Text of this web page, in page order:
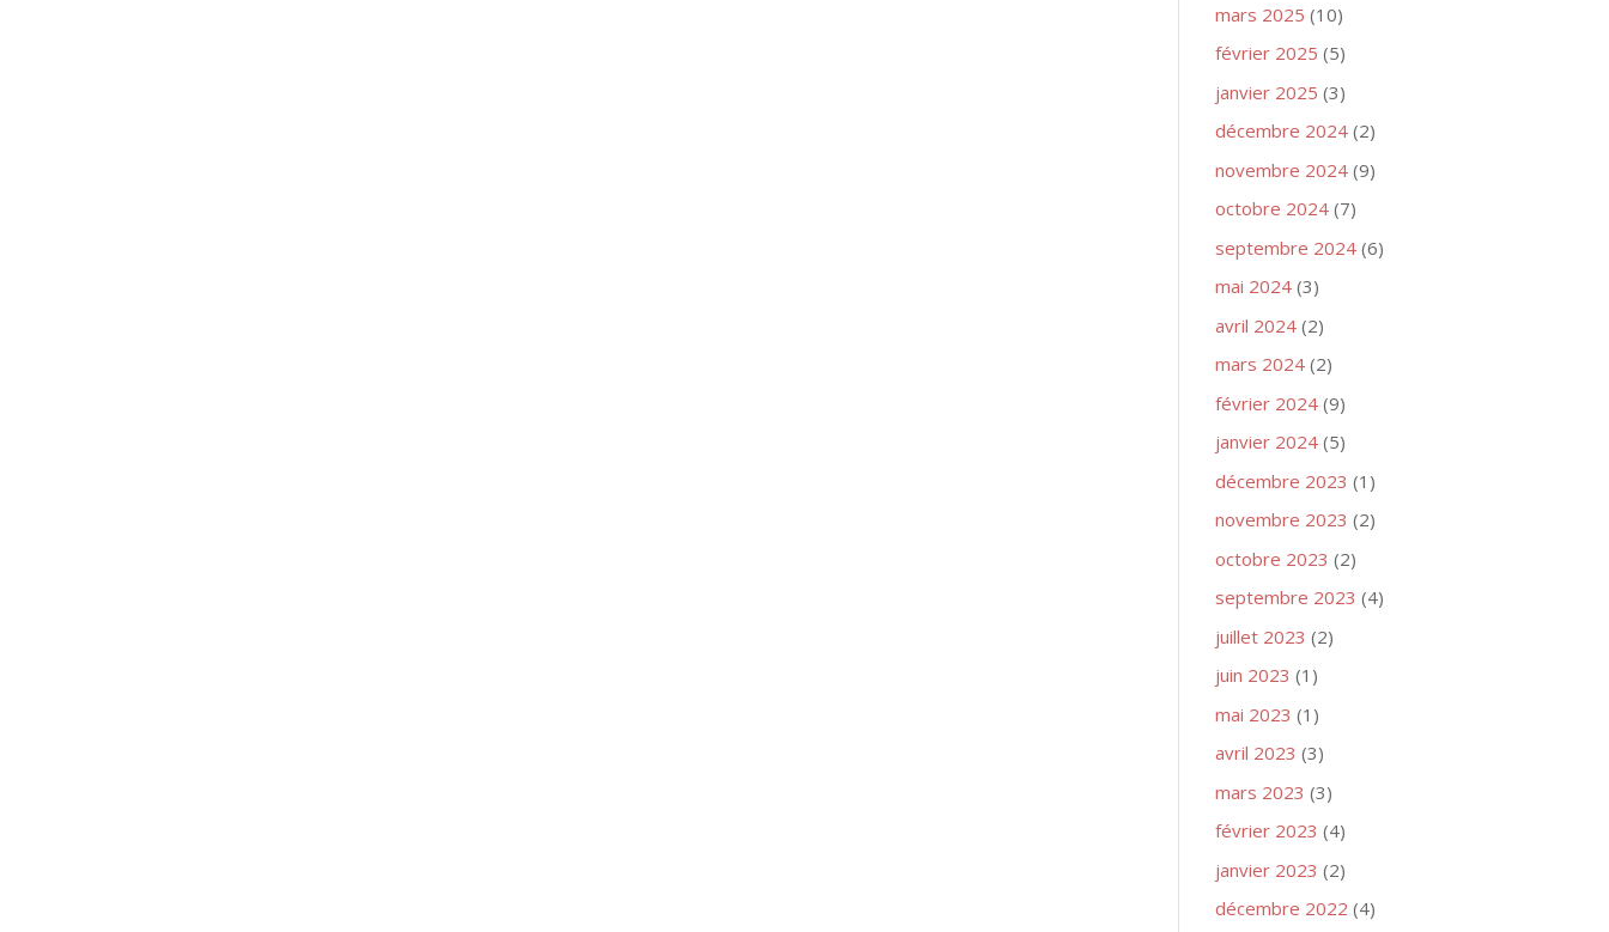
mars 2025 (10)
février 2025 (5)
janvier 2025 (3)
décembre 2024 (2)
novembre 2024 (9)
octobre 2024 (7)
septembre 2024 (6)
mai 2024 (3)
avril 2024 (2)
mars 2024 (2)
février 2024 (9)
janvier 2024 (5)
décembre 2023 (1)
novembre 2023 (2)
octobre 2023 (2)
septembre 2023 (4)
juillet 2023 (2)
juin 2023 (1)
mai 2023 (1)
avril 2023 (3)
mars 2023 (3)
février 2023 (4)
janvier 2023 (2)
décembre 2022 (4)